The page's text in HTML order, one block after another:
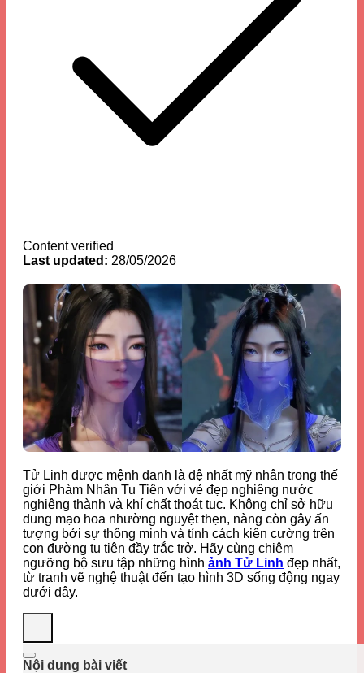
Content verified
Last updated: 28/05/2026
Tử Linh được mệnh danh là đệ nhất mỹ nhân trong thế
giới Phàm Nhân Tu Tiên với vẻ đẹp nghiêng nước
nghiêng thành và khí chất thoát tục. Không chỉ sở hữu
dung mạo hoa nhường nguyệt thẹn, nàng còn gây ấn
tượng bởi sự thông minh và tính cách kiên cường trên
con đường tu tiên đầy trắc trở. Hãy cùng chiêm
ngưỡng bộ sưu tập những hình ảnh Tử Linh đẹp nhất,
từ tranh vẽ nghệ thuật đến tạo hình 3D sống động ngay
dưới đây.
Nội dung bài viết